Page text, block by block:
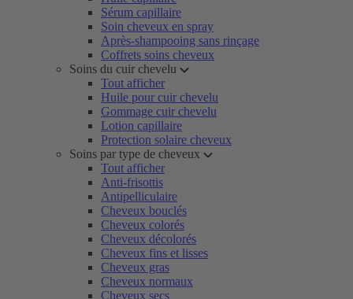
Sérum capillaire
Soin cheveux en spray
Après-shampooing sans rinçage
Coffrets soins cheveux
Soins du cuir chevelu
Tout afficher
Huile pour cuir chevelu
Gommage cuir chevelu
Lotion capillaire
Protection solaire cheveux
Soins par type de cheveux
Tout afficher
Anti-frisottis
Antipelliculaire
Cheveux bouclés
Cheveux colorés
Cheveux décolorés
Cheveux fins et lisses
Cheveux gras
Cheveux normaux
Cheveux secs